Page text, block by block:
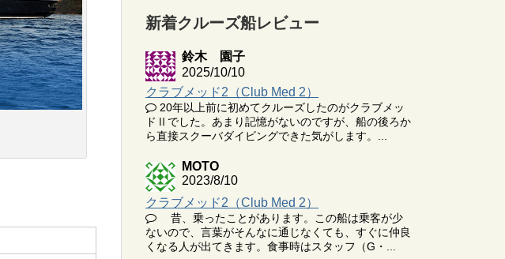
新着クルーズ船レビュー
鈴木 園子
2025/10/10
クラブメッド2（Club Med 2）
20年以上前に初めてクルーズしたのがクラブメッ
ドⅡでした。あまり記憶がないのですが、船の後ろか
ら直接スクーバダイビングできた気がします。...
MOTO
2023/8/10
クラブメッド2（Club Med 2）
昔、乗ったことがあります。この船は乗客が少
ないので、言葉がそんなに通じなくても、すぐに仲良
くなる人が出てきます。食事時はスタッフ（G・...